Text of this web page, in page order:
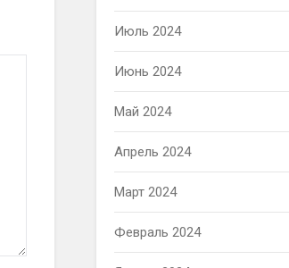
Июль 2024
Июнь 2024
Май 2024
Апрель 2024
Март 2024
Февраль 2024